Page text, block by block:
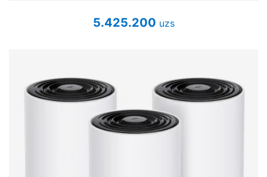
ADSL, Wan / Lan Routers, Wi-Fi
Stereo systems
Server equipment
UPS Uninterruptible Power Supply
5.425.200 uzs